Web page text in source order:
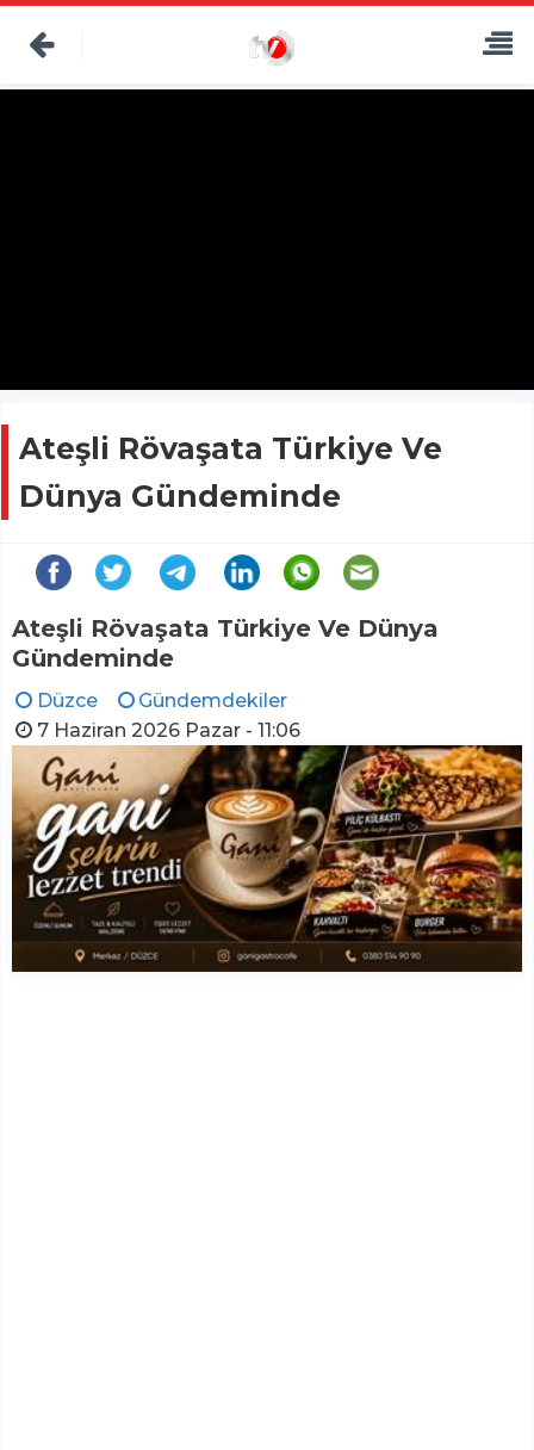
Ateşli Rövaşata Türkiye Ve
Dünya Gündeminde
Ateşli Rövaşata Türkiye Ve Dünya
Gündeminde
Düzce
Gündemdekiler
7 Haziran 2026 Pazar - 11:06